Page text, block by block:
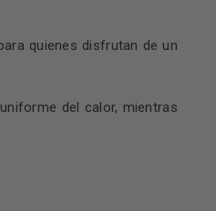
quienes disfrutan de un
del calor, mientras